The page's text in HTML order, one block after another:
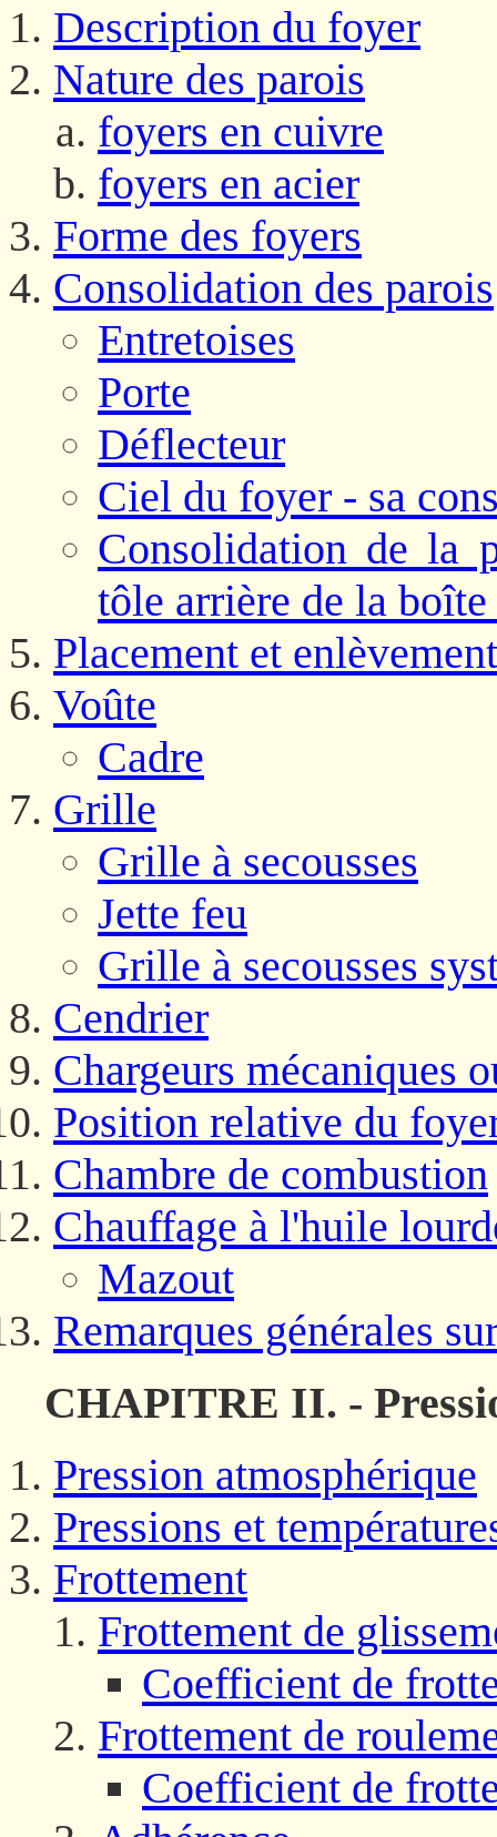
Description du foyer
Nature des parois
foyers en cuivre
foyers en acier
Forme des foyers
Consolidation des parois
Entretoises
Porte
Déflecteur
Ciel du foyer - sa
Consolidation de la
tôle arrière de la boîte
Placement et
Voûte
Cadre
Grille
Grille à secousses
Jette feu
Grille à secousses
Cendrier
Chargeurs mécaniques
Position relative du
Chambre de combustion
Chauffage à l'huile
Mazout
Remarques générales
CHAPITRE II. -
Pression atmosphérique
Pressions et
Frottement
Frottement de
Coefficient de
Frottement de
Coefficient de